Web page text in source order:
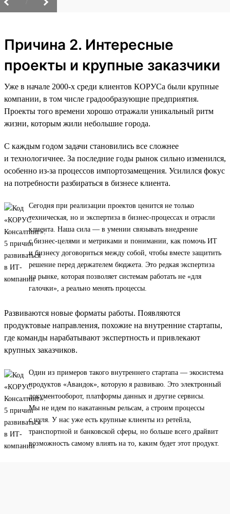
Причина 2. Интересные
проекты и крупные заказчики
Уже в начале 2000-х среди клиентов КОРУСа были крупные
компании, в том числе градообразующие предприятия.
Проекты того времени хорошо отражали уникальный ритм
жизни, которым жили небольшие города.
С каждым годом задачи становились все сложнее
и технологичнее. За последние годы рынок сильно изменился,
особенно из-за процессов импортозамещения. Усилился фокус
на потребности разбираться в бизнесе клиента.
Сегодня при реализации проектов ценится не только
техническая, но и экспертиза в бизнес-процессах и отрасли
клиента. Наша сила — в умении связывать внедрение
с бизнес-целями и метриками и понимании, как помочь ИТ
и бизнесу договориться между собой, чтобы вместе защитить
решение перед держателем бюджета. Это редкая экспертиза
на рынке, которая позволяет системам работать не «для
галочки», а реально менять процессы.
Развиваются новые форматы работы. Появляются
продуктовые направления, похожие на внутренние стартапы,
где команды нарабатывают экспертность и привлекают
крупных заказчиков.
Один из примеров такого внутреннего стартапа — экосистема
продуктов «Авандок», которую я развиваю. Это электронный
документооборот, платформы данных и другие сервисы.
Мы не идем по накатанным рельсам, а строим процессы
с нуля. У нас уже есть крупные клиенты из ретейла,
транспортной и банковской сферы, но больше всего драйвит
возможность самому влиять на то, каким будет этот продукт.